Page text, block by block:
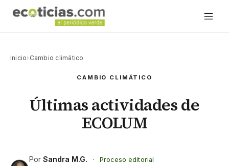
Inicio› Cambio climático
CAMBIO CLIMÁTICO
Últimas actividades de
ECOLUM
Por Sandra M.G. ·
Proceso editorial